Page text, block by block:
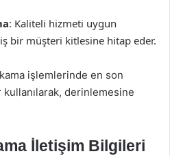
: Kaliteli hizmeti uygun
bir müşteri kitlesine hitap eder.
işlemlerinde en son
derinlemesine
İletişim Bilgileri